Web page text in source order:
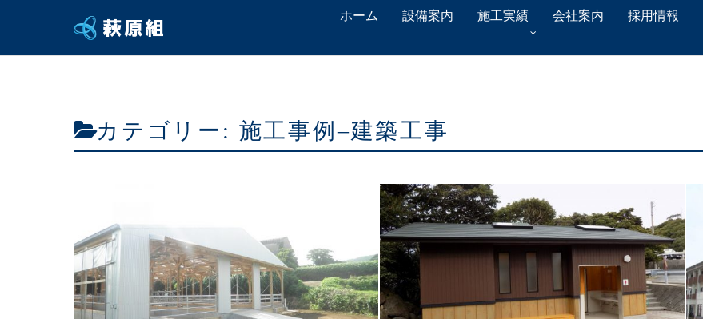
ホーム 設備案内 施工実績 会社案内 採用情報
カテゴリー: 施工事例–建築工事